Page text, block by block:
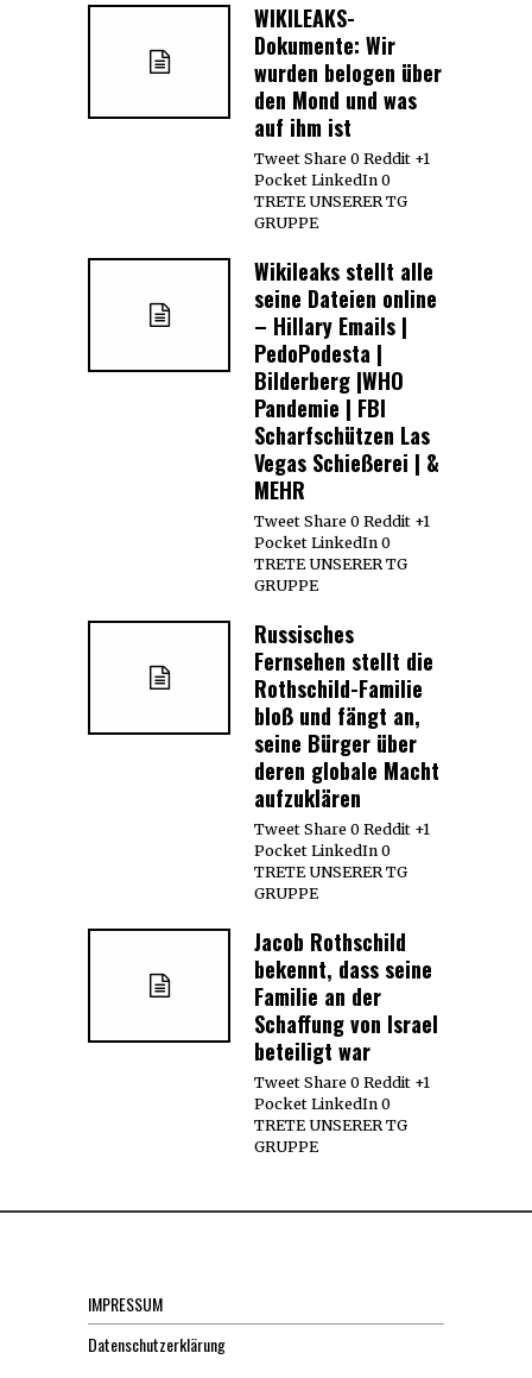
WIKILEAKS-
Dokumente: Wir
wurden belogen über
den Mond und was
auf ihm ist
Tweet Share 0 Reddit +1
Pocket LinkedIn 0
TRETE UNSERER TG
GRUPPE
Wikileaks stellt alle
seine Dateien online
– Hillary Emails |
PedoPodesta |
Bilderberg |WHO
Pandemie | FBI
Scharfschützen Las
Vegas Schießerei | &
MEHR
Tweet Share 0 Reddit +1
Pocket LinkedIn 0
TRETE UNSERER TG
GRUPPE
Russisches
Fernsehen stellt die
Rothschild-Familie
bloß und fängt an,
seine Bürger über
deren globale Macht
aufzuklären
Tweet Share 0 Reddit +1
Pocket LinkedIn 0
TRETE UNSERER TG
GRUPPE
Jacob Rothschild
bekennt, dass seine
Familie an der
Schaffung von Israel
beteiligt war
Tweet Share 0 Reddit +1
Pocket LinkedIn 0
TRETE UNSERER TG
GRUPPE
IMPRESSUM
Datenschutzerklärung